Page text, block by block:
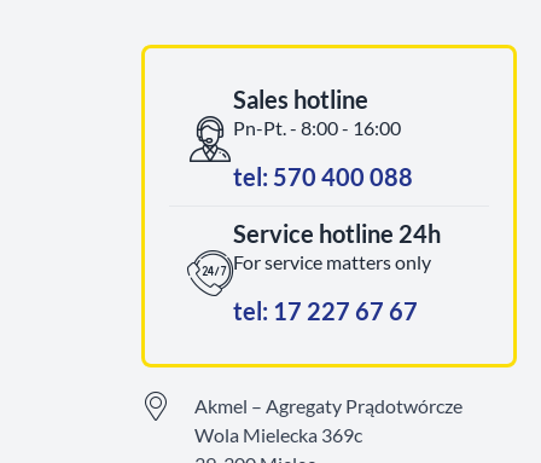
Sales hotline
Pn-Pt. - 8:00 - 16:00
tel: 570 400 088
Service hotline 24h
For service matters only
tel: 17 227 67 67
Akmel – Agregaty Prądotwórcze
Wola Mielecka 369c